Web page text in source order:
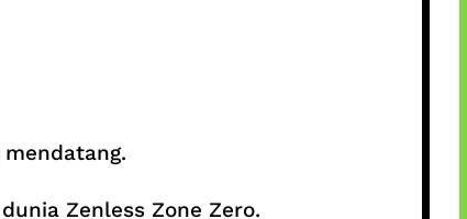
Zenless Zone Zero.